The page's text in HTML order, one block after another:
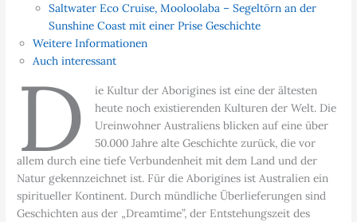
Saltwater Eco Cruise, Mooloolaba – Segeltörn an der
Sunshine Coast mit einer Prise Geschichte
Weitere Informationen
Auch interessant
D
ie Kultur der Aborigines ist eine der ältesten
heute noch existierenden Kulturen der Welt. Die
Ureinwohner Australiens blicken auf eine über
50.000 Jahre alte Geschichte zurück, die vor
allem durch eine tiefe Verbundenheit mit dem Land und der
Natur gekennzeichnet ist. Für die Aborigines ist Australien ein
spiritueller Kontinent. Durch mündliche Überlieferungen sind
Geschichten aus der „Dreamtime”, der Entstehungszeit des